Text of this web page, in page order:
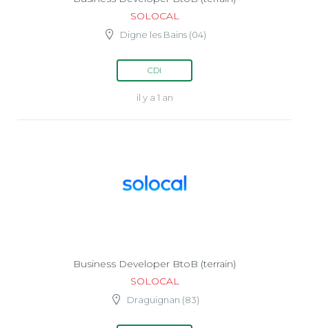
SOLOCAL
Digne les Bains (04)
CDI
il y a 1 an
Business Developer BtoB (terrain)
SOLOCAL
Draguignan (83)